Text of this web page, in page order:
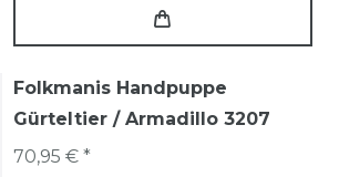
Folkmanis Handpuppe
Gürteltier / Armadillo 3207
70,95 € *